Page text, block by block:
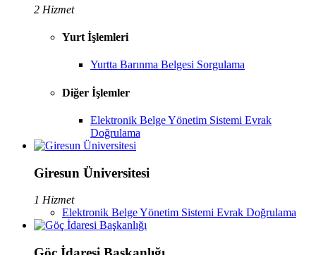
2 Hizmet
Yurt İşlemleri
Yurtta Barınma Belgesi Sorgulama
Diğer İşlemler
Elektronik Belge Yönetim Sistemi Evrak
Doğrulama
Giresun Üniversitesi
1 Hizmet
Elektronik Belge Yönetim Sistemi Evrak Doğrulama